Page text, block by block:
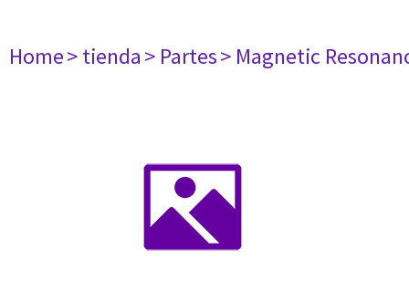
Home> tienda> Partes> Magnetic